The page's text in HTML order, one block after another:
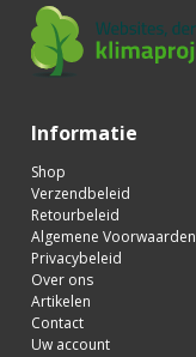
Informatie
Shop
Verzendbeleid
Retourbeleid
Algemene Voorwaarden
Privacybeleid
Over ons
Artikelen
Contact
Uw account